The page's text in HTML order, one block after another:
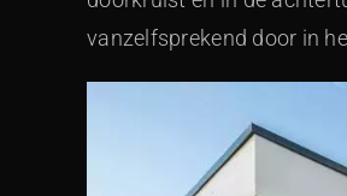
vanzelfsprekend door in